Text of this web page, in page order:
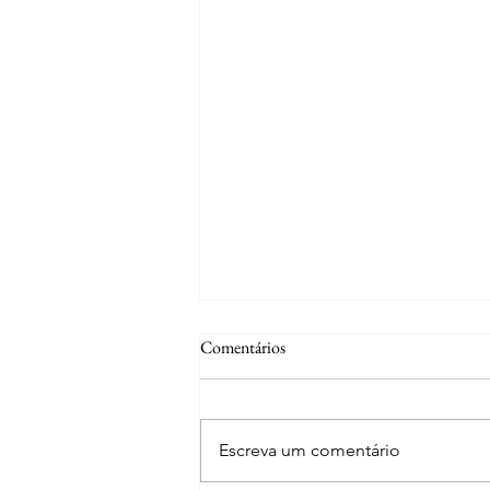
Comentários
Escreva um comentário